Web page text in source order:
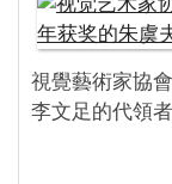
視覺藝術家協
李文足的代領